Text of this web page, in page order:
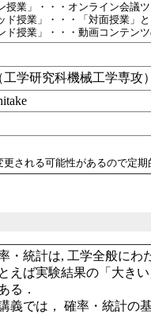
授業」・・・オンライン会議
ド授業」・・・「対面授業」
ド授業」・・・動画コンテン
学研究科機械工学専攻）
更される可能性があるので定
・統計は, 工学全般にわ
えば実験結果の「大き
る．
義では， 確率・統計の